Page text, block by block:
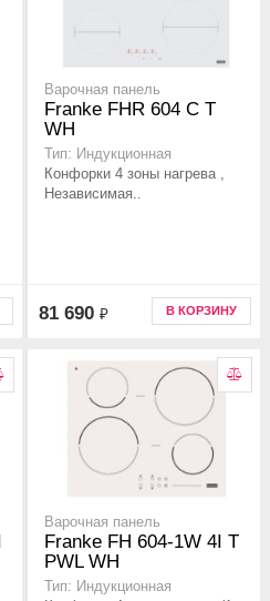
Варочная панель
Franke FHR 604 C T
WH
Тип: Индукционная
Конфорки 4 зоны нагрева ,
Независимая..
81 690 ₽ В КОРЗИНУ
Варочная панель
Franke FH 604-1W 4I T
PWL WH
Тип: Индукционная